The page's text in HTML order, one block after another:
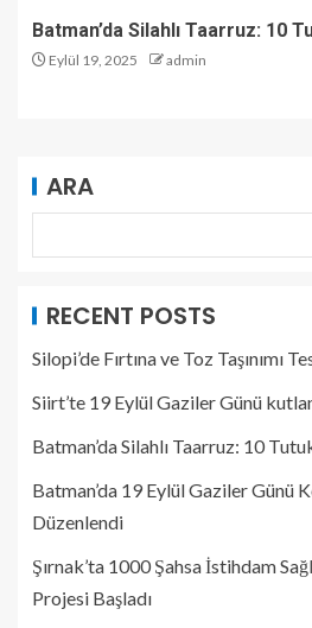
Batman’da Silahlı Taarruz: 10
Eylül 19, 2025 admin
ARA
RECENT POSTS
Silopi’de Fırtına ve Toz Taşınımı
Siirt’te 19 Eylül Gaziler Günü
Batman’da Silahlı Taarruz: 10
Batman’da 19 Eylül Gaziler Günü
Düzenlendi
Şırnak’ta 1000 Şahsa İstihdam
Projesi Başladı